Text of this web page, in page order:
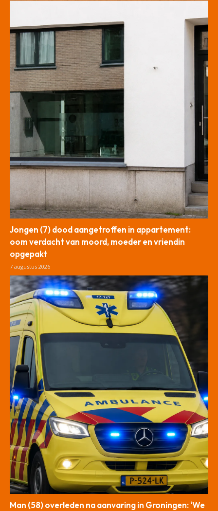
Jongen (7) dood aangetroffen in appartement:
oom verdacht van moord, moeder en vriendin
opgepakt
7 augustus 2026
Man (58) overleden na aanvaring in Groningen: ‘We